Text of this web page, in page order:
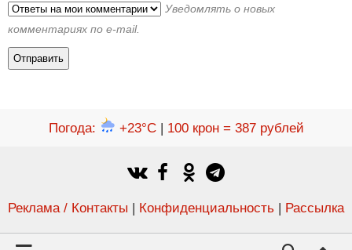
Уведомлять о новых
комментариях по e-mail.
Погода: +23°C| 100 крон = 387 рублей
Реклама / Контакты | Конфиденциальность | Рассылка